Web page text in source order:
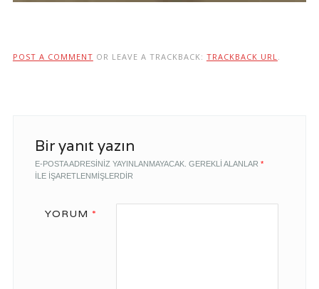
POST A COMMENT OR LEAVE A TRACKBACK: TRACKBACK URL.
Bir yanıt yazın
E-POSTA ADRESINIZ YAYINLANMAYACAK. GEREKLI ALANLAR *
ILE IŞARETLENMIŞLERDIR
YORUM *